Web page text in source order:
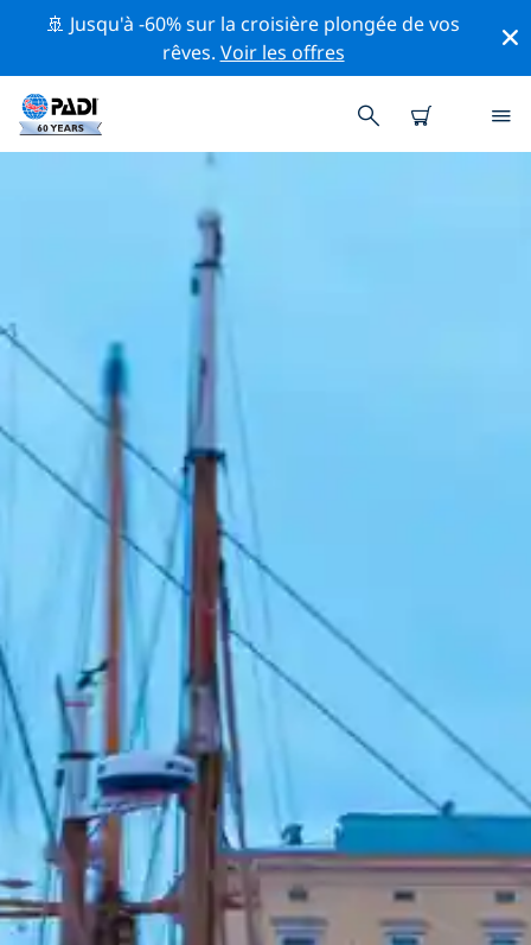
🚢 Jusqu'à -60% sur la croisière plongée de vos
rêves. Voir les offres